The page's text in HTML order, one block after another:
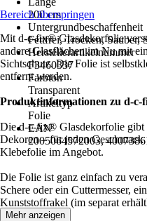
200 cm
Untergrundbeschaffenheit
Fettfrei, Trocken, Sauber,
Herstellerartikelnummer
F3460337
Farbton
Transparent
Artikeltyp
Folie
EAN
2005064572003,
Bereich überspringen
Mit d-c-fix® Glasdekorfolie
andere Glasflächen im Nu mit
Sichtschutz. Die Folie ist
entfernt werden.
Produktinformationen zu d-c-
Die d-c-fix® Glasdekorfolie gibt
Dekoren – für jeden
Klebefolie im Angebot.
Die Folie ist ganz einfach zu
Schere oder ein Cuttermesser,
Kunststoffrakel (im separat
Mehr anzeigen